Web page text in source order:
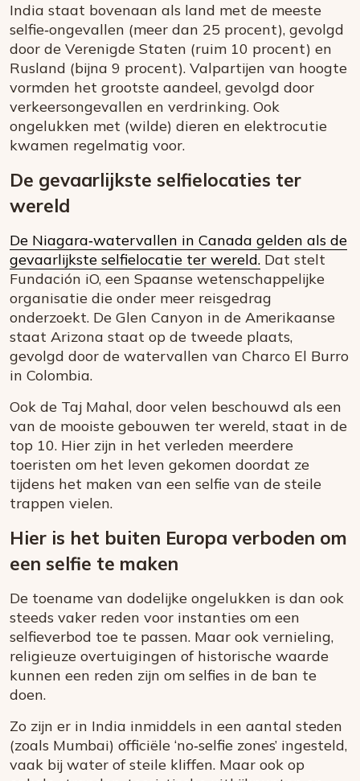
India staat bovenaan als land met de meeste
selfie‑ongevallen (meer dan 25 procent), gevolgd
door de Verenigde Staten (ruim 10 procent) en
Rusland (bijna 9 procent). Valpartijen van hoogte
vormden het grootste aandeel, gevolgd door
verkeersongevallen en verdrinking. Ook
ongelukken met (wilde) dieren en elektrocutie
kwamen regelmatig voor.
De gevaarlijkste selfielocaties ter
wereld
De Niagara‑watervallen in Canada gelden als de
gevaarlijkste selfielocatie ter wereld. Dat stelt
Fundación iO, een Spaanse wetenschappelijke
organisatie die onder meer reisgedrag
onderzoekt. De Glen Canyon in de Amerikaanse
staat Arizona staat op de tweede plaats,
gevolgd door de watervallen van Charco El Burro
in Colombia.
Ook de Taj Mahal, door velen beschouwd als een
van de mooiste gebouwen ter wereld, staat in de
top 10. Hier zijn in het verleden meerdere
toeristen om het leven gekomen doordat ze
tijdens het maken van een selfie van de steile
trappen vielen.
Hier is het buiten Europa verboden om
een selfie te maken
De toename van dodelijke ongelukken is dan ook
steeds vaker reden voor instanties om een
selfieverbod toe te passen. Maar ook vernieling,
religieuze overtuigingen of historische waarde
kunnen een reden zijn om selfies in de ban te
doen.
Zo zijn er in India inmiddels in een aantal steden
(zoals Mumbai) officiële ‘no‑selfie zones’ ingesteld,
vaak bij water of steile kliffen. Maar ook op